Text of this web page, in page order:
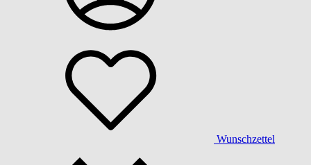
Wunschzettel